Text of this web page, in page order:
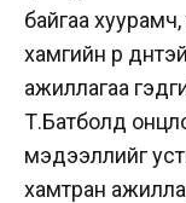
байгаа
хамгийн үр
ажиллагаа
Т.Батболд
мэдээллийг
хамтран